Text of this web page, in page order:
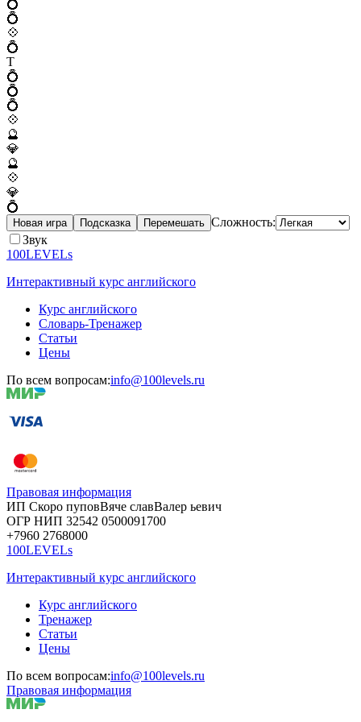
💍
💍
💠
💍
T
💍
💍
💍
💠
🔮
💎
🔮
💠
💎
💍
Новая игра Подсказка Перемешать Сложность:
Звук
100LEVELs
Интерактивный курс английского
Курс английского
Словарь-Тренажер
Статьи
Цены
По всем вопросам:info@100levels.ru
Правовая информация
ИП Скоро пуповВяче славВалер ьевич
ОГР НИП 32542 0500091700
+7960 2768000
100LEVELs
Интерактивный курс английского
Курс английского
Тренажер
Статьи
Цены
По всем вопросам:info@100levels.ru
Правовая информация